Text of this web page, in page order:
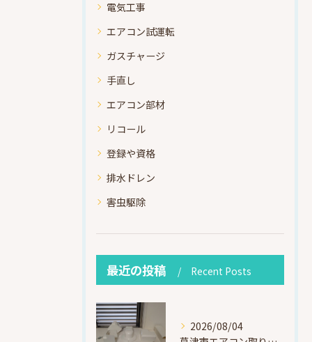
電気工事
エアコン試運転
ガスチャージ
手直し
エアコン部材
リコール
登録や資格
排水ドレン
害虫駆除
最近の投稿 Recent Posts
2026/08/04